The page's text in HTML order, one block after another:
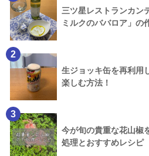
三ツ星レストランカン
ミルクのババロア」の
2
生ジョッキ缶を再利用
楽しむ方法！
3
今が旬の貴重な花山椒
処理とおすすめレシピ